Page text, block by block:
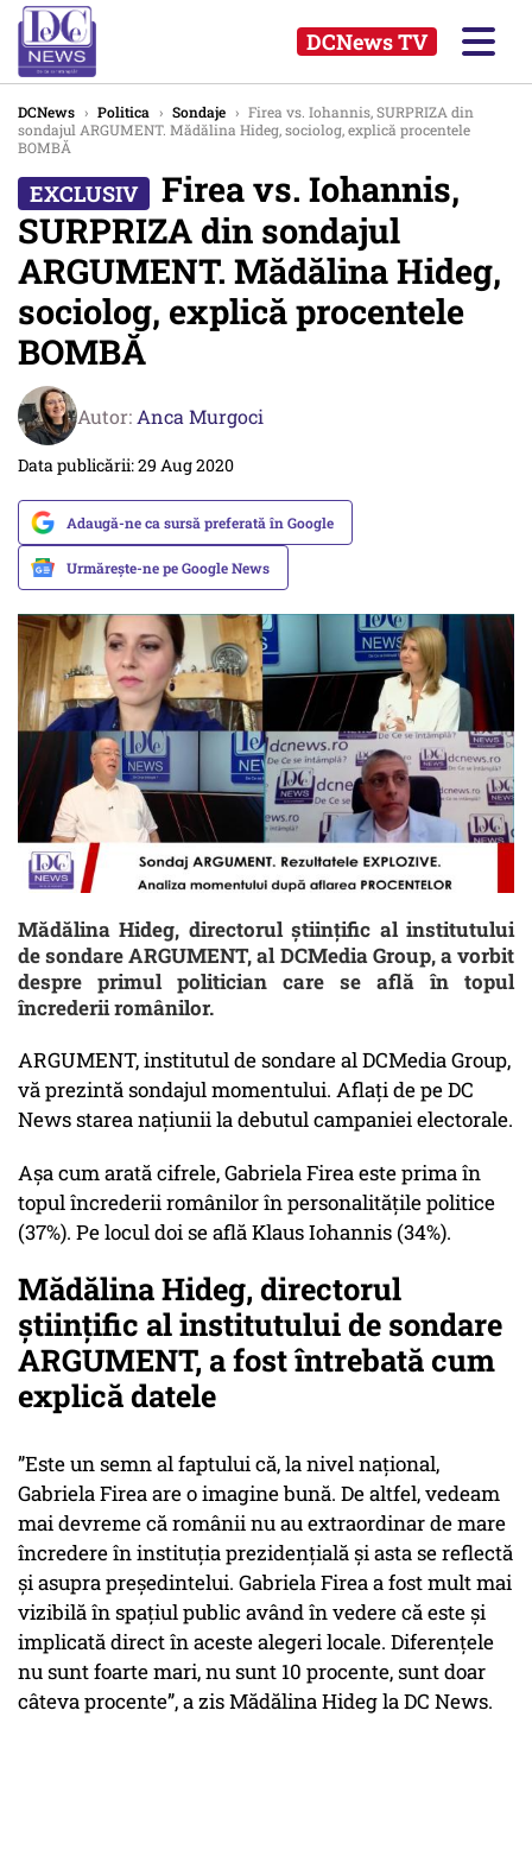
DCNews TV
DCNews › Politica › Sondaje › Firea vs. Iohannis, SURPRIZA din
sondajul ARGUMENT. Mădălina Hideg, sociolog, explică procentele
BOMBĂ
Firea vs. Iohannis,
SURPRIZA din sondajul
ARGUMENT. Mădălina Hideg,
sociolog, explică procentele
BOMBĂ
Autor: Anca Murgoci
Data publicării: 29 Aug 2020
Adaugă-ne ca sursă preferată în Google
Urmărește-ne pe Google News
Mădălina Hideg, directorul științific al institutului
de sondare ARGUMENT, al DCMedia Group, a vorbit
despre primul politician care se află în topul
încrederii românilor.
ARGUMENT, institutul de sondare al DCMedia Group,
vă prezintă sondajul momentului. Aflați de pe DC
News starea națiunii la debutul campaniei electorale.
Așa cum arată cifrele, Gabriela Firea este prima în
topul încrederii românilor în personalitățile politice
(37%). Pe locul doi se află Klaus Iohannis (34%).
Mădălina Hideg, directorul
științific al institutului de sondare
ARGUMENT, a fost întrebată cum
explică datele
”Este un semn al faptului că, la nivel național,
Gabriela Firea are o imagine bună. De altfel, vedeam
mai devreme că românii nu au extraordinar de mare
încredere în instituția prezidențială și asta se reflectă
și asupra președintelui. Gabriela Firea a fost mult mai
vizibilă în spațiul public având în vedere că este și
implicată direct în aceste alegeri locale. Diferențele
nu sunt foarte mari, nu sunt 10 procente, sunt doar
câteva procente”, a zis Mădălina Hideg la DC News.